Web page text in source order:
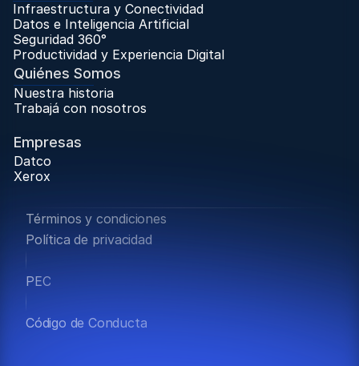
Infraestructura y Conectividad
Datos e Inteligencia Artificial
Seguridad 360°
Productividad y Experiencia Digital
Quiénes Somos
Nuestra historia
Trabajá con nosotros
Empresas
Datco
Xerox
Términos y condiciones
Política de privacidad
PEC
Código de Conducta